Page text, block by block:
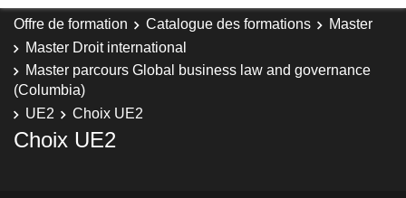
Offre de formation Catalogue des formations
Master
Master Droit international
Master parcours Global business law and governance
(Columbia)
UE2
Choix UE2
Choix UE2